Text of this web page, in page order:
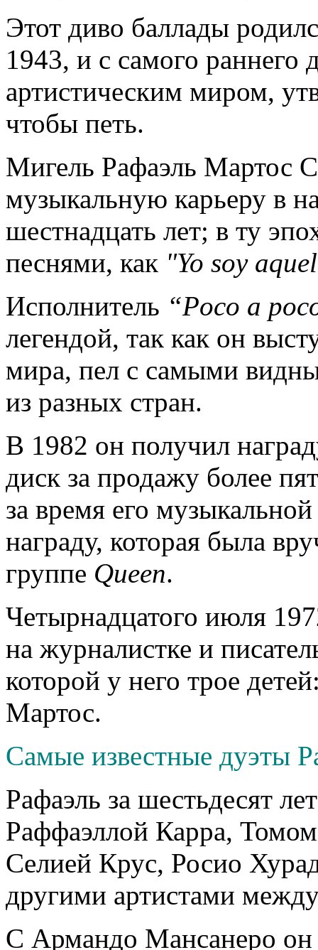
Этот диво баллады
1943, и с самого раннего
артистическим миром,
чтобы петь.
Мигель Рафаэль Мартос
музыкальную карьеру в
шестнадцать лет; в ту
песнями, как "Yo soy
Исполнитель “Poco a
легендой, так как он
мира, пел с самыми
из разных стран.
В 1982 он получил
диск за продажу более
за время его
награду, которая была
группе Queen.
Четырнадцатого июля
на журналистке и
которой у него трое
Мартос.
Самые известные дуэты
Рафаэль за шестьдесят
Раффаэллой Карра,
Селией Крус, Росио
другими артистами
С Армандо Мансанеро он